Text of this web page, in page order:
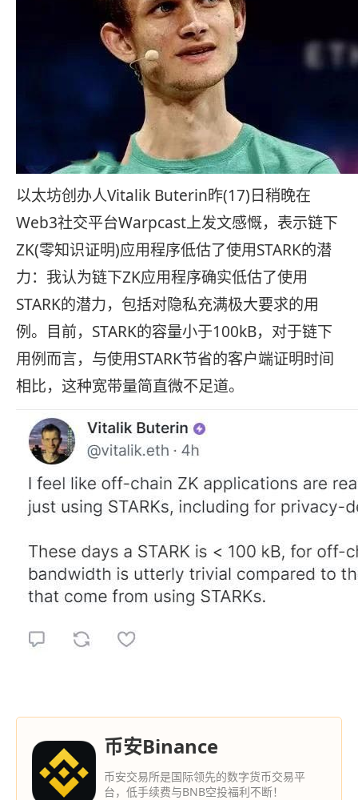
以太坊创办人Vitalik Buterin昨(17)日稍晚在
Web3社交平台Warpcast上发文感慨，表示链下
ZK(零知识证明)应用程序低估了使用STARK的潜
力：我认为链下ZK应用程序确实低估了使用
STARK的潜力，包括对隐私充满极大要求的用
例。目前，STARK的容量小于100kB，对于链下
用例而言，与使用STARK节省的客户端证明时间
相比，这种宽带量简直微不足道。
币安Binance
币安交易所是国际领先的数字货币交易平
台，低手续费与BNB空投福利不断！